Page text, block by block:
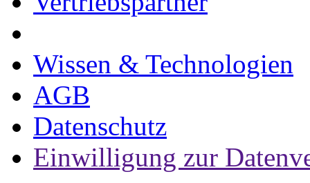
Wissen & Technologien
AGB
Datenschutz
Einwilligung zur